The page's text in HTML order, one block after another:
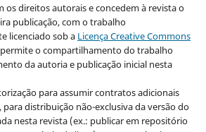
os direitos autorais e concedem à revista o
publicação, com o trabalho
licenciado sob a Licença Creative Commons
o compartilhamento do trabalho
da autoria e publicação inicial nesta
para assumir contratos adicionais
distribuição não-exclusiva da versão do
nesta revista (ex.: publicar em repositório